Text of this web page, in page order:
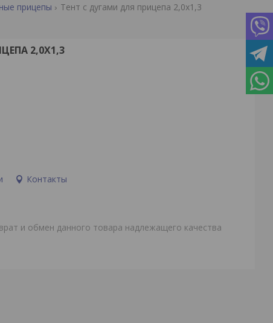
прицепы Тент с дугами для прицепа 2,0х1,3
2,0Х1,3
Контакты
и обмен данного товара надлежащего качества